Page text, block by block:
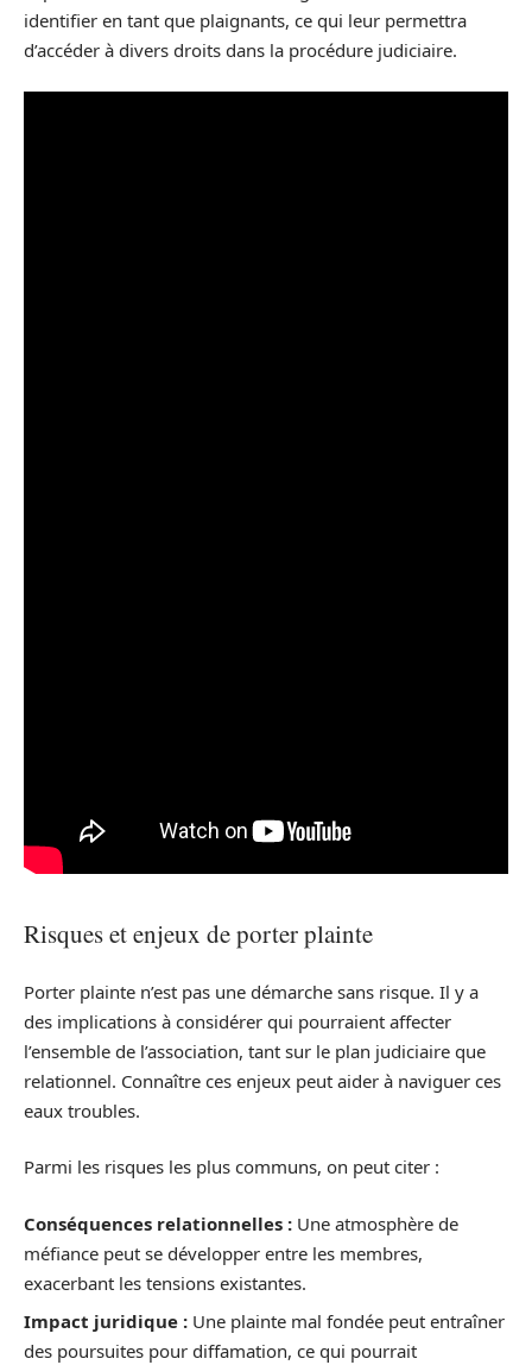
identifier en tant que plaignants, ce qui leur permettra
d’accéder à divers droits dans la procédure judiciaire.
Risques et enjeux de porter plainte
Porter plainte n’est pas une démarche sans risque. Il y a
des implications à considérer qui pourraient affecter
l’ensemble de l’association, tant sur le plan judiciaire que
relationnel. Connaître ces enjeux peut aider à naviguer ces
eaux troubles.
Parmi les risques les plus communs, on peut citer :
Conséquences relationnelles : Une atmosphère de
méfiance peut se développer entre les membres,
exacerbant les tensions existantes.
Impact juridique : Une plainte mal fondée peut entraîner
des poursuites pour diffamation, ce qui pourrait